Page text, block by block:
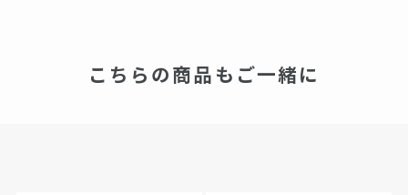
こちらの商品もご一緒に